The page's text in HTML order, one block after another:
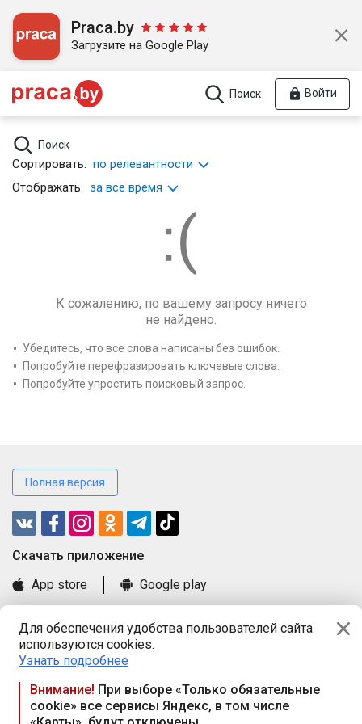
Для обеспечения удобства пользователей сайта
используются cookies.
Узнать подробнее
Внимание! При выборе «Только обязательные
cookie» все сервисы Яндекс, в том числе
Praca.by
Загрузите на Google Play
Поиск Войти
Поиск
Сортировать: по релевантности
Отображать: за все время
К сожалению, по вашему запросу ничего
не найдено.
Убедитесь, что все слова написаны без ошибок.
Попробуйте перефразировать ключевые слова.
Попробуйте упростить поисковый запрос.
Полная версия
Cкачать приложение
App store
Google play
Книга замечаний и предложений
Правила и документы
Praca.by © 2000—2026, ООО «ПРАЦА БАЙ»
Республика Беларусь, 220114, г. Минск, пр-т Независимости
117а, пом. № 9.